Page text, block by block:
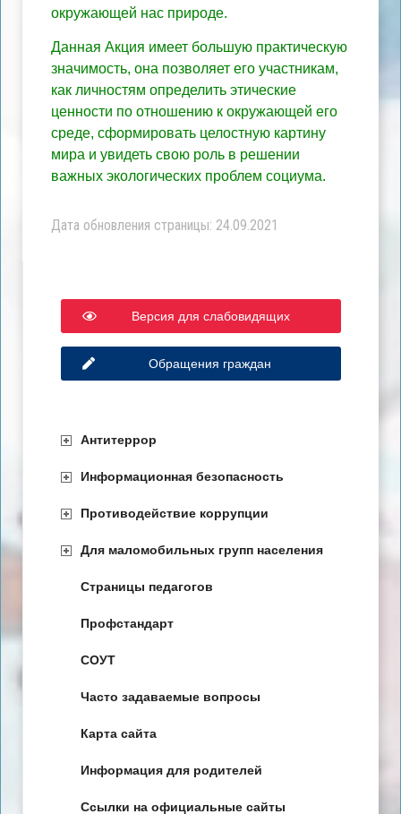
окружающей нас природе.
Данная Акция имеет большую практическую
значимость, она позволяет его участникам,
как личностям определить этические
ценности по отношению к окружающей его
среде, сформировать целостную картину
мира и увидеть свою роль в решении
важных экологических проблем социума.
Дата обновления страницы: 24.09.2021
Версия для слабовидящих
Обращения граждан
Антитеррор
Информационная безопасность
Противодействие коррупции
Для маломобильных групп населения
Страницы педагогов
Профстандарт
СОУТ
Часто задаваемые вопросы
Карта сайта
Информация для родителей
Ссылки на официальные сайты